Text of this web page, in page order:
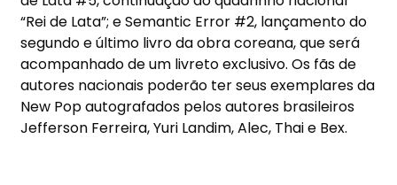
“Rei de Lata”; e Semantic Error #2, lançamento do
segundo e último livro da obra coreana, que será
acompanhado de um livreto exclusivo. Os fãs de
autores nacionais poderão ter seus exemplares da
New Pop autografados pelos autores brasileiros
Jefferson Ferreira, Yuri Landim, Alec, Thai e Bex.